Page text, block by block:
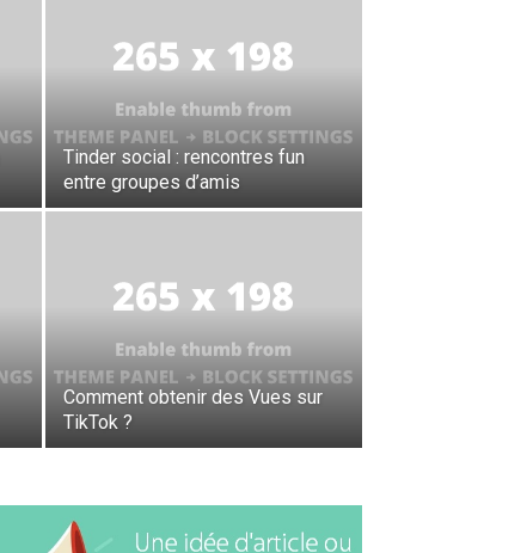
Tinder social : rencontres fun
entre groupes d’amis
Comment obtenir des Vues sur
TikTok ?